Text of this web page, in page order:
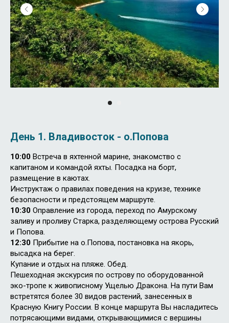
День 1. Владивосток - о.Попова
10:00 Встреча в яхтенной марине, знакомство с
капитаном и командой яхты. Посадка на борт,
размещение в каютах.
Инструктаж о правилах поведения на круизе, технике
безопасности и предстоящем маршруте.
10:30 Оправление из города, переход по Амурскому
заливу и проливу Старка, разделяющему острова Русский
и Попова.
12:30 Прибытие на о.Попова, постановка на якорь,
высадка на берег.
Купание и отдых на пляже. Обед.
Пешеходная экскурсия по острову по оборудованной
эко-тропе к живописному Ущелью Дракона. На пути Вам
встретятся более 30 видов растений, занесенных в
Красную Книгу России. В конце маршрута Вы насладитесь
потрясающими видами, открывающимися с вершины